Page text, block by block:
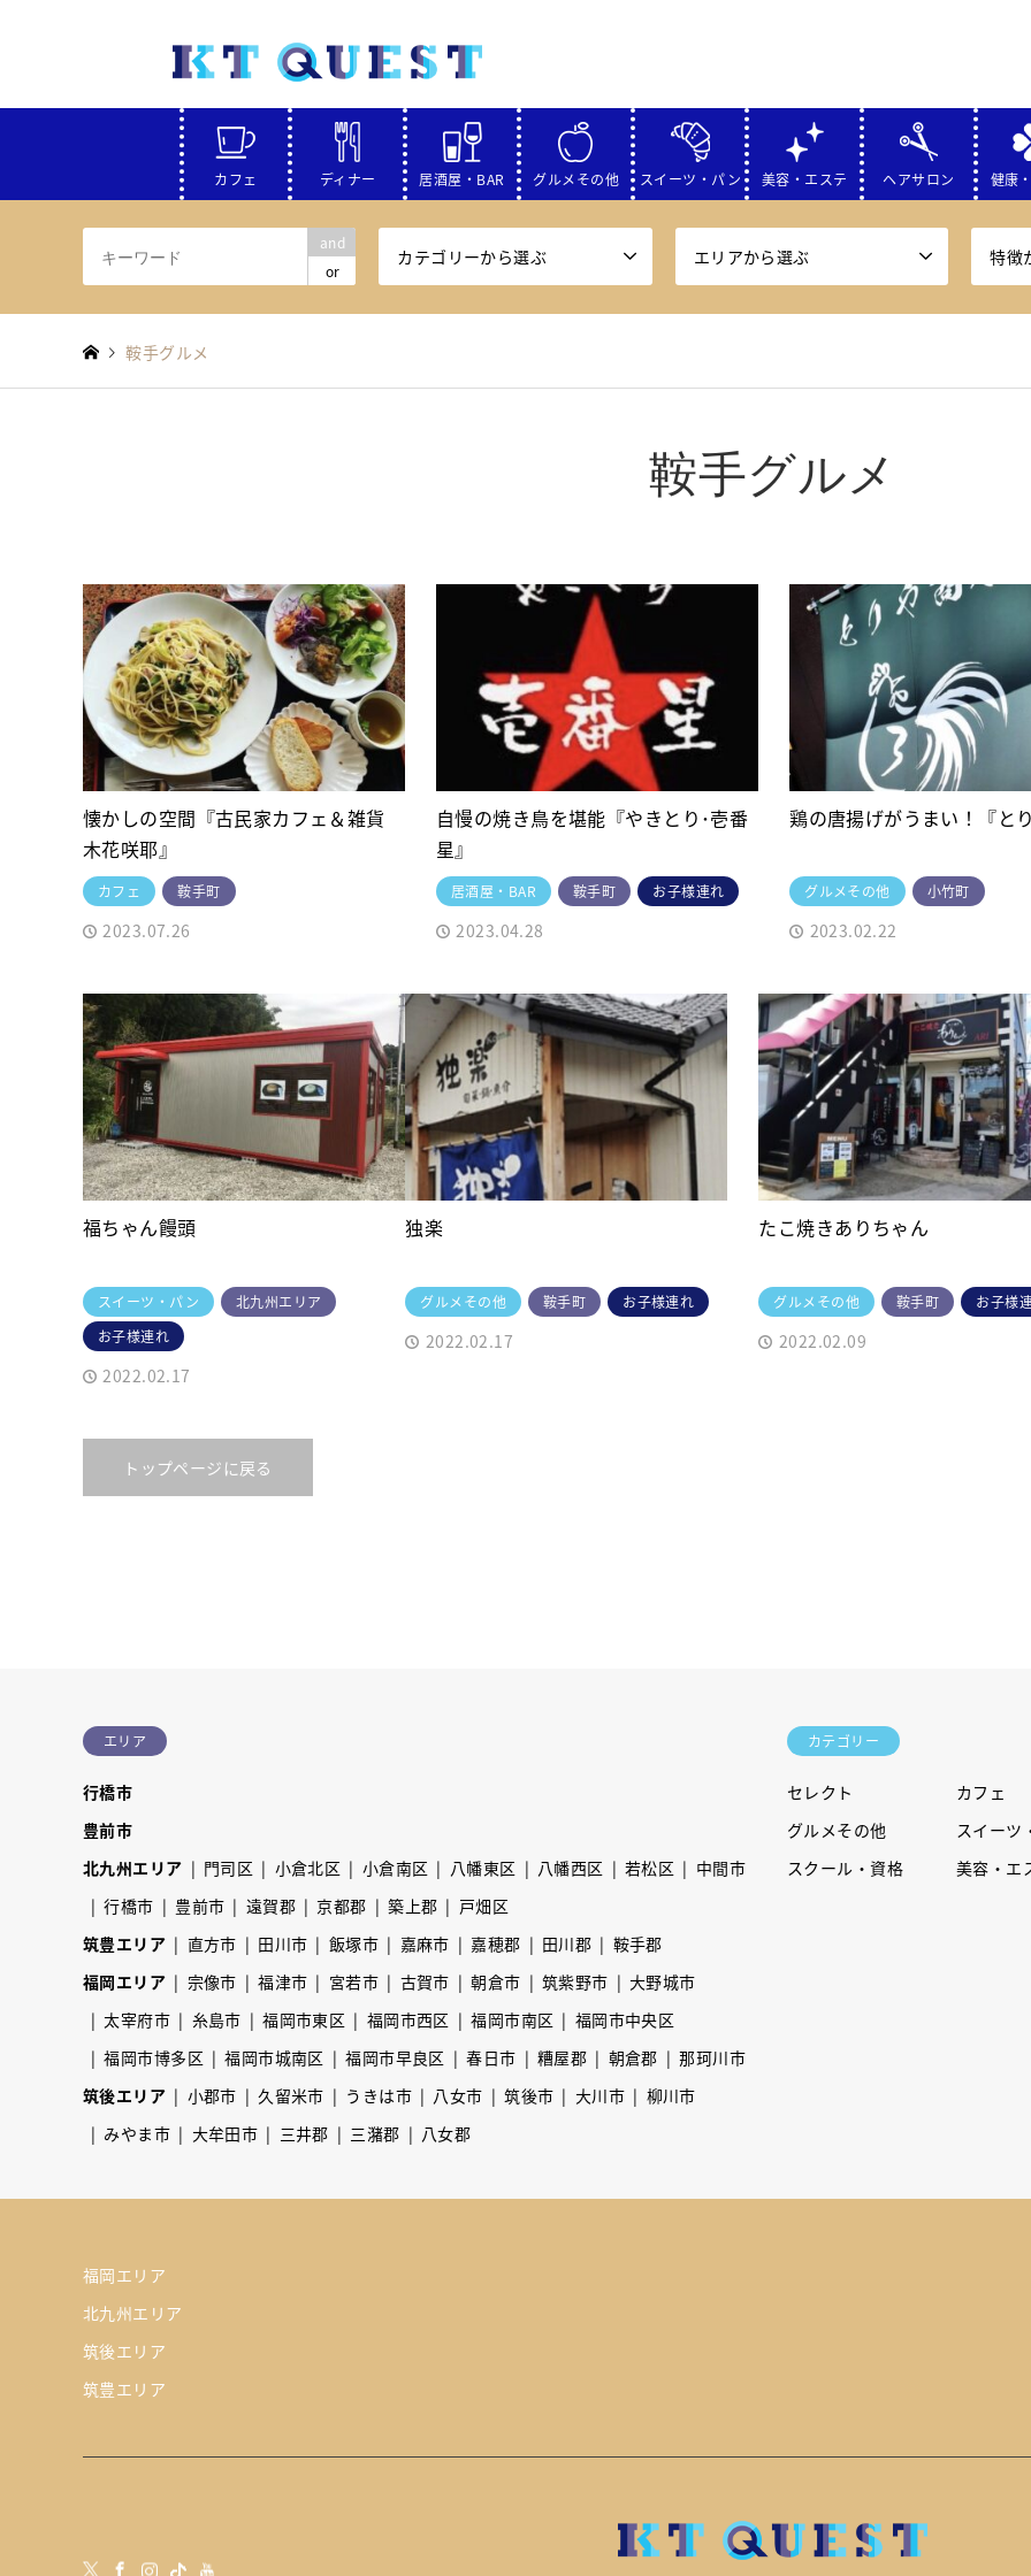
カフェ ディナー 居酒屋・BAR グルメその他 スイーツ・パン 美容・エステ ヘアサロン 健康
and
or
カテゴリーから選ぶ エリアから選ぶ 特徴
鞍手グルメ
鞍手グルメ
懐かしの空間『古民家カフェ＆雑貨
木花咲耶』
カフェ 鞍手町
2023.07.26
自慢の焼き鳥を堪能『やきとり･壱番
星』
居酒屋・BAR 鞍手町 お子様連れ
2023.04.28
鶏の唐揚げがうまい！『と
グルメその他 小竹町
2023.02.22
福ちゃん饅頭
スイーツ・パン
北九州エリア
お子様連れ
2022.02.17
独楽
グルメその他 鞍手町 お子様連れ
2022.02.17
たこ焼きありちゃん
グルメその他 鞍手町 お子様
2022.02.09
トップページに戻る
エリア
行橋市
豊前市
北九州エリア
門司区 小倉北区 小倉南区 八幡東区 八幡西区 若松区
中間市
行橋市
豊前市 遠賀郡 京都郡 築上郡
戸畑区
筑豊エリア
直方市 田川市 飯塚市 嘉麻市 嘉穂郡 田川郡
鞍手郡
福岡エリア
宗像市 福津市 宮若市 古賀市 朝倉市 筑紫野市
大野城市
太宰府市
糸島市 福岡市東区 福岡市西区 福岡市南区
福岡市中央区
福岡市博多区
福岡市城南区 福岡市早良区 春日市 糟屋郡 朝倉郡
那珂川市
筑後エリア
小郡市 久留米市 うきは市 八女市 筑後市 大川市
柳川市
みやま市
大牟田市 三井郡 三潴郡 八女郡
カテゴリー
セレクト
カフェ
グルメその他
スイーツ
スクール・資格
美容・エ
福岡エリア
北九州エリア
筑後エリア
筑豊エリア